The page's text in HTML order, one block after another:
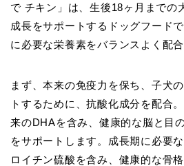
で チキン」は、生後18ヶ月までの
成長をサポートするドッグフード
に必要な栄養素をバランスよく配合
まず、本来の免疫力を保ち、子犬
トするために、抗酸化成分を配合
来のDHAを含み、健康的な脳と目
をサポートします。成長期に必要
ロイチン硫酸を含み、健康的な骨